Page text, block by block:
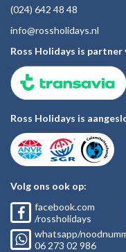
(024) 642 48 48
info@rossholidays.nl
Ross Holidays is partner
Ross Holidays is
Volg ons ook op:
facebook.com
/rossholidays
whatsapp/
06 273 02 986